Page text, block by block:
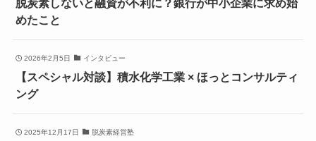
脱炭素しないと融資が不利に？銀行が中小企業に求め始
めたこと
2026年2月5日 インタビュー
【スペシャル対談】積水化学工業 × ほっとコンサルティ
ング
2025年12月17日 脱炭素経営塾